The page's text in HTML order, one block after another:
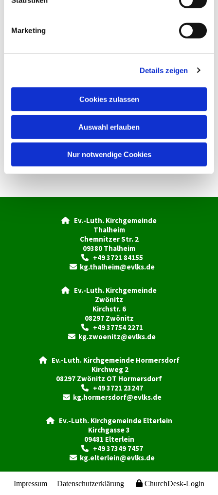
Marketing
Details zeigen
Cookies zulassen
Auswahl erlauben
Nur notwendige Cookies

Ev.-Luth. Kirchgemeinde
Thalheim
Chemnitzer Str. 2
09380 Thalheim
+49 3721 84155
 kg.thalheim@evlks.de

Ev.-Luth. Kirchgemeinde
Zwönitz
Kirchstr. 6
08297 Zwönitz
+49 37754 2271
 kg.zwoenitz@evlks.de
Ev.-Luth. Kirchgemeinde Hormersdorf
Kirchweg 2
08297 Zwönitz OT Hormersdorf
+49 3721 23247
 kg.hormersdorf@evlks.de
Ev.-Luth. Kirchgemeinde Elterlein
Kirchgasse 3
09481 Elterlein
+49 37349 7457
 kg.elterlein@evlks.de
Impressum Datenschutzerklärung ChurchDesk-Login